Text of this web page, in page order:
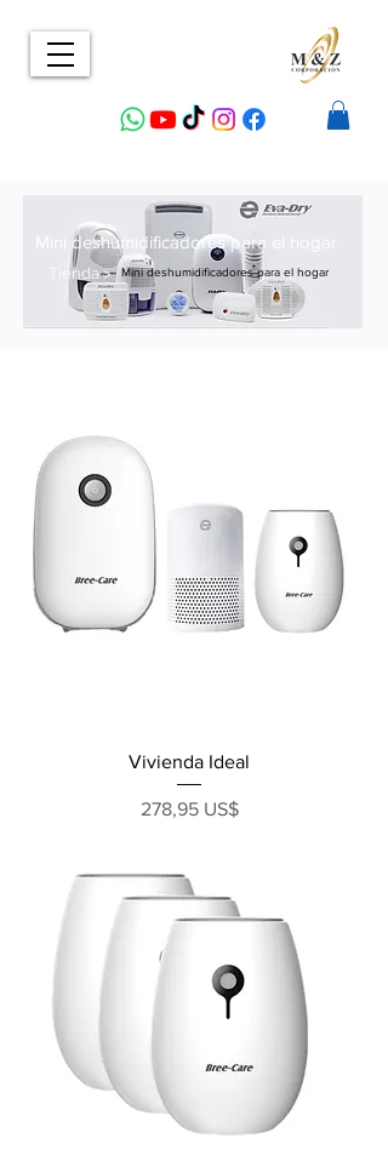
Vivienda Ideal
Precio
278,95 US$
Tienda > Mini deshumidificadores para el hogar
Mini deshumidificadores para el hogar